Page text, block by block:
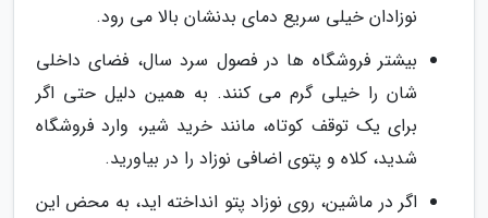
نوزادان خیلی سریع دمای بدنشان بالا می رود.
بیشتر فروشگاه ها در فصول سرد سال، فضای داخلی
شان را خیلی گرم می کنند. به همین دلیل حتی اگر
برای یک توقف کوتاه، مانند خرید شیر، وارد فروشگاه
شدید، کلاه و پتوی اضافی نوزاد را در بیاورید.
اگر در ماشین، روی نوزاد پتو انداخته اید، به محض این